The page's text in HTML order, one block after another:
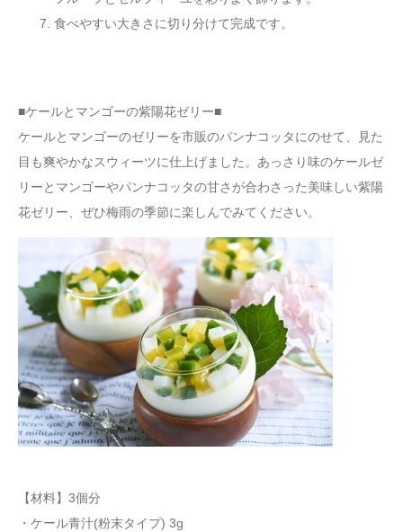
食べやすい大きさに切り分けて完成です。
■ケールとマンゴーの紫陽花ゼリー■
ケールとマンゴーのゼリーを市販のパンナコッタにのせて、見た
目も爽やかなスウィーツに仕上げました。あっさり味のケールゼ
リーとマンゴーやパンナコッタの甘さが合わさった美味しい紫陽
花ゼリー、ぜひ梅雨の季節に楽しんでみてください。
【材料】3個分
・ケール青汁(粉末タイプ) 3g